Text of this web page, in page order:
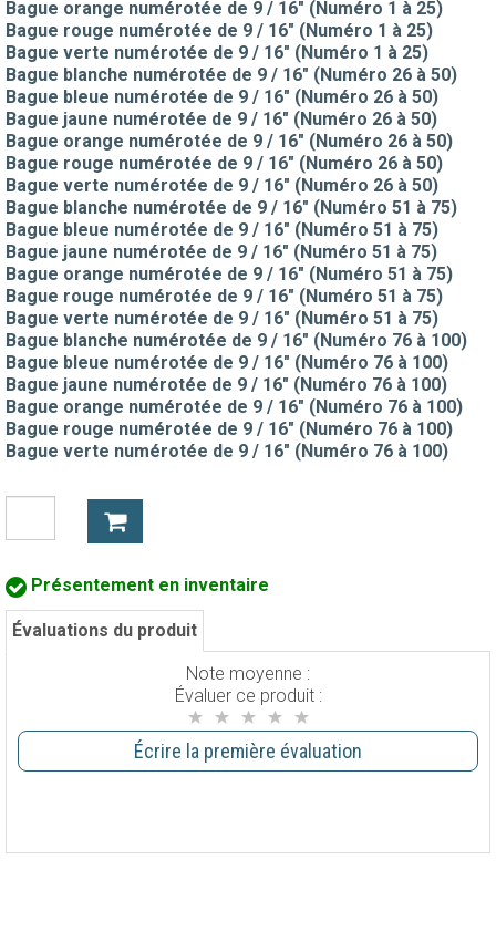
Bague orange numérotée de 9 / 16" (Numéro 1 à 25)
Bague rouge numérotée de 9 / 16" (Numéro 1 à 25)
Bague verte numérotée de 9 / 16" (Numéro 1 à 25)
Bague blanche numérotée de 9 / 16" (Numéro 26 à 50)
Bague bleue numérotée de 9 / 16" (Numéro 26 à 50)
Bague jaune numérotée de 9 / 16" (Numéro 26 à 50)
Bague orange numérotée de 9 / 16" (Numéro 26 à 50)
Bague rouge numérotée de 9 / 16" (Numéro 26 à 50)
Bague verte numérotée de 9 / 16" (Numéro 26 à 50)
Bague blanche numérotée de 9 / 16" (Numéro 51 à 75)
Bague bleue numérotée de 9 / 16" (Numéro 51 à 75)
Bague jaune numérotée de 9 / 16" (Numéro 51 à 75)
Bague orange numérotée de 9 / 16" (Numéro 51 à 75)
Bague rouge numérotée de 9 / 16" (Numéro 51 à 75)
Bague verte numérotée de 9 / 16" (Numéro 51 à 75)
Bague blanche numérotée de 9 / 16" (Numéro 76 à 100)
Bague bleue numérotée de 9 / 16" (Numéro 76 à 100)
Bague jaune numérotée de 9 / 16" (Numéro 76 à 100)
Bague orange numérotée de 9 / 16" (Numéro 76 à 100)
Bague rouge numérotée de 9 / 16" (Numéro 76 à 100)
Bague verte numérotée de 9 / 16" (Numéro 76 à 100)
Présentement en inventaire
Évaluations du produit
Note moyenne :
Évaluer ce produit :
Écrire la première évaluation